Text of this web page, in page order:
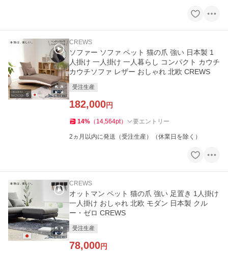
CREWS
ソファー ソファ ペット 猫の爪 強い 日本製 1
人掛け 一人掛け 一人暮らし コンパクト カウチ
カウチソファ レザー おしゃれ 北欧 CREWS
受注生産
182,000円
14% （ 14,564pt） 要エントリー
2ヵ月以内に発送（受注生産）（休業日を除く）
CREWS
オットマン ペット 猫の爪 強い 足置き 1人掛け
一人掛け おしゃれ 北欧 モダン 日本製 クル
ー・ゼロ CREWS
受注生産
78,000円